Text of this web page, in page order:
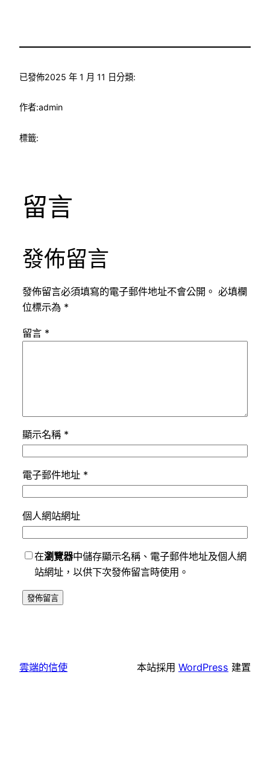
已發佈2025 年 1 月 11 日分類:
作者:admin
標籤:
留言
發佈留言
發佈留言必須填寫的電子郵件地址不會公開。 必填欄
位標示為 *
留言 *
顯示名稱 *
電子郵件地址 *
個人網站網址
在瀏覽器中儲存顯示名稱、電子郵件地址及個人網
站網址，以供下次發佈留言時使用。
雲端的信使 本站採用 WordPress 建置